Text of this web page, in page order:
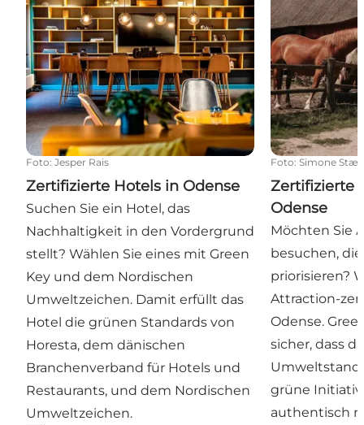
Foto: Jesper Rais
Zertifizierte Hotels in Odense
Suchen Sie ein Hotel, das
Nachhaltigkeit in den Vordergrund
stellt? Wählen Sie eines mit Green
Key und dem Nordischen
Umweltzeichen. Damit erfüllt das
Hotel die grünen Standards von
Horesta, dem dänischen
Branchenverband für Hotels und
Restaurants, und dem Nordischen
Umweltzeichen.
Foto: Simone
Zertifizierte
Odense
Möchten Sie
besuchen,
priorisieren?
Attraction-
Odense.
sicher, dass
grüne
authentisch